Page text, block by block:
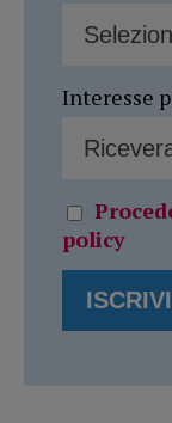
Interesse
policy